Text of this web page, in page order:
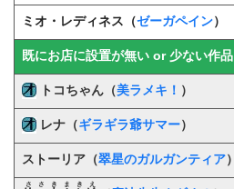
ミオ・レディネス（ゼーガペイン）
既にお店に設置が無い or 少ない作品
トコちゃん（美ラメキ！ ）
レナ（ギラギラ爺サマー）
ストーリア（翠星のガルガンティア）
ささきまきえ